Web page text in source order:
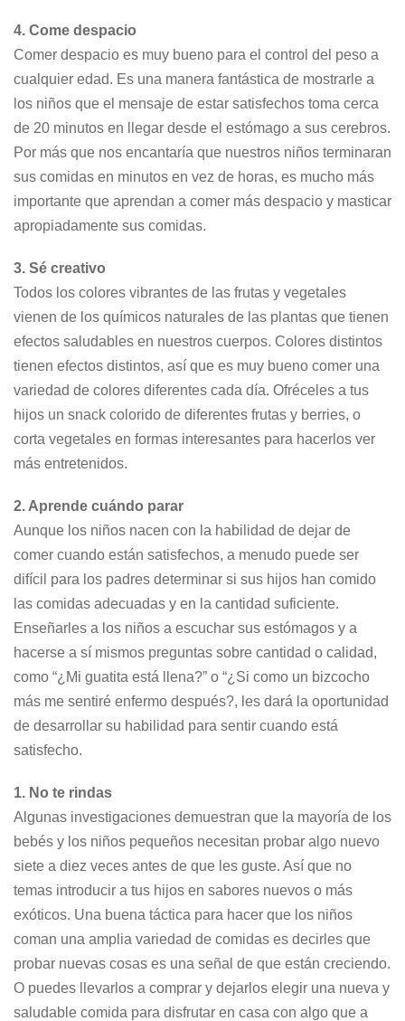
4. Come despacio
Comer despacio es muy bueno para el control del peso a
cualquier edad. Es una manera fantástica de mostrarle a
los niños que el mensaje de estar satisfechos toma cerca
de 20 minutos en llegar desde el estómago a sus cerebros.
Por más que nos encantaría que nuestros niños terminaran
sus comidas en minutos en vez de horas, es mucho más
importante que aprendan a comer más despacio y masticar
apropiadamente sus comidas.
3. Sé creativo
Todos los colores vibrantes de las frutas y vegetales
vienen de los químicos naturales de las plantas que tienen
efectos saludables en nuestros cuerpos. Colores distintos
tienen efectos distintos, así que es muy bueno comer una
variedad de colores diferentes cada día. Ofréceles a tus
hijos un snack colorido de diferentes frutas y berries, o
corta vegetales en formas interesantes para hacerlos ver
más entretenidos.
2. Aprende cuándo parar
Aunque los niños nacen con la habilidad de dejar de
comer cuando están satisfechos, a menudo puede ser
difícil para los padres determinar si sus hijos han comido
las comidas adecuadas y en la cantidad suficiente.
Enseñarles a los niños a escuchar sus estómagos y a
hacerse a sí mismos preguntas sobre cantidad o calidad,
como “¿Mi guatita está llena?” o “¿Si como un bizcocho
más me sentiré enfermo después?, les dará la oportunidad
de desarrollar su habilidad para sentir cuando está
satisfecho.
1. No te rindas
Algunas investigaciones demuestran que la mayoría de los
bebés y los niños pequeños necesitan probar algo nuevo
siete a diez veces antes de que les guste. Así que no
temas introducir a tus hijos en sabores nuevos o más
exóticos. Una buena táctica para hacer que los niños
coman una amplia variedad de comidas es decirles que
probar nuevas cosas es una señal de que están creciendo.
O puedes llevarlos a comprar y dejarlos elegir una nueva y
saludable comida para disfrutar en casa con algo que a